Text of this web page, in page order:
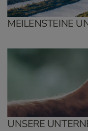
MEILENSTEINE
UNSERE